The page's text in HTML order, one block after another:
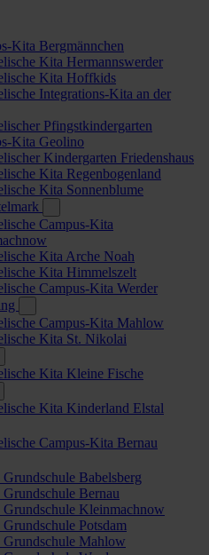
Kita Bergmännchen
Kita Hermannswerder
Kita Hoffkids
Integrations-Kita an der
Pfingstkindergarten
Kita Geolino
Kindergarten Friedenshaus
Kita Regenbogenland
Kita Sonnenblume
Campus-Kita
Kita Arche Noah
Kita Himmelszelt
Campus-Kita Werder
Campus-Kita Mahlow
Kita St. Nikolai
Kita Kleine Fische
Kita Kinderland Elstal
Campus-Kita Bernau
Babelsberg
Grundschule Bernau
Grundschule Kleinmachnow
Potsdam
Grundschule Mahlow